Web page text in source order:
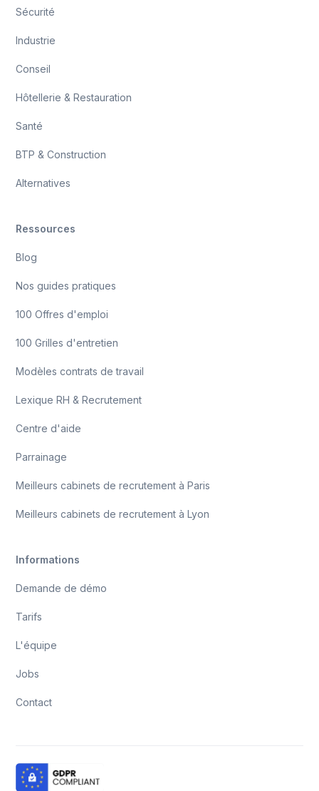
Sécurité
Industrie
Conseil
Hôtellerie & Restauration
Santé
BTP & Construction
Alternatives
Ressources
Blog
Nos guides pratiques
100 Offres d'emploi
100 Grilles d'entretien
Modèles contrats de travail
Lexique RH & Recrutement
Centre d'aide
Parrainage
Meilleurs cabinets de recrutement à Paris
Meilleurs cabinets de recrutement à Lyon
Informations
Demande de démo
Tarifs
L'équipe
Jobs
Contact